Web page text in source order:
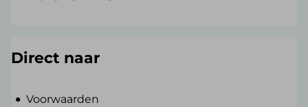
Direct naar
Voorwaarden